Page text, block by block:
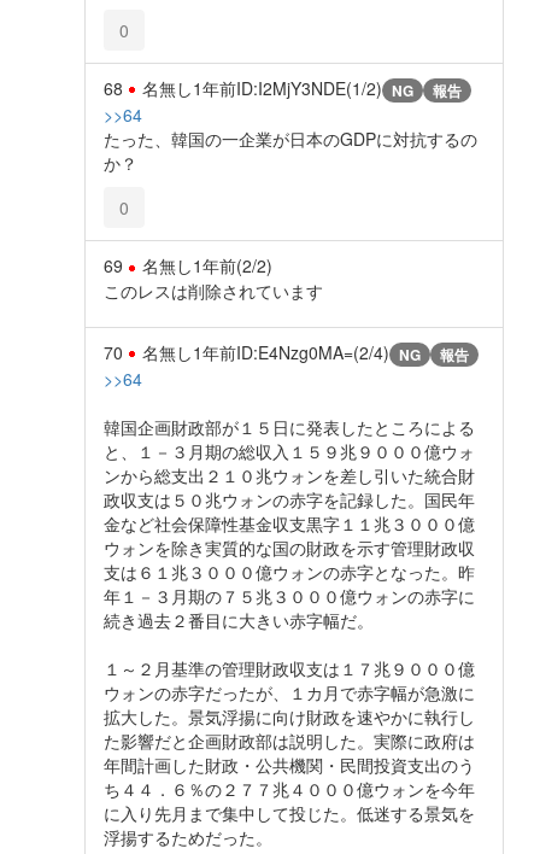
0
68 名無し1年前ID:I2MjY3NDE(1/2) NG 報告
>>64
たった、韓国の一企業が日本のGDPに対抗するの
か？
0
69 名無し1年前(2/2)
このレスは削除されています
70 名無し1年前ID:E4Nzg0MA=(2/4) NG 報告
>>64
韓国企画財政部が１５日に発表したところによる
と、１－３月期の総収入１５９兆９０００億ウォ
ンから総支出２１０兆ウォンを差し引いた統合財
政収支は５０兆ウォンの赤字を記録した。国民年
金など社会保障性基金収支黒字１１兆３０００億
ウォンを除き実質的な国の財政を示す管理財政収
支は６１兆３０００億ウォンの赤字となった。昨
年１－３月期の７５兆３０００億ウォンの赤字に
続き過去２番目に大きい赤字幅だ。
１～２月基準の管理財政収支は１７兆９０００億
ウォンの赤字だったが、１カ月で赤字幅が急激に
拡大した。景気浮揚に向け財政を速やかに執行し
た影響だと企画財政部は説明した。実際に政府は
年間計画した財政・公共機関・民間投資支出のう
ち４４．６％の２７７兆４０００億ウォンを今年
に入り先月まで集中して投じた。低迷する景気を
浮揚するためだった。